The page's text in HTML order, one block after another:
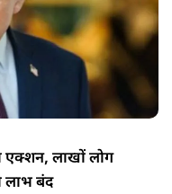
एक्शन, लाखों लोग
लाभ बंद